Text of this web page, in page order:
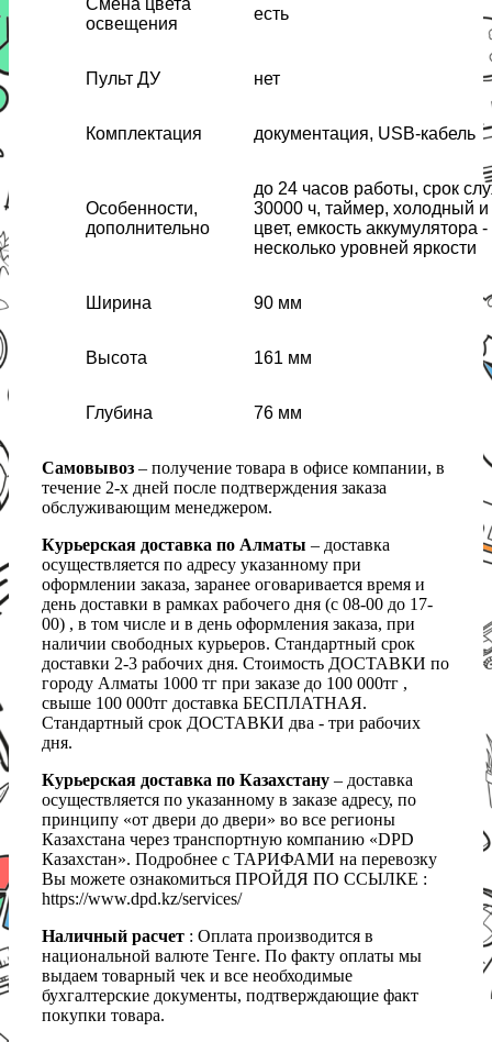
Смена цвета
освещения
есть
Пульт ДУ нет
Комплектация документация, USB-кабель
Особенности,
дополнительно
до 24 часов работы, срок
30000 ч, таймер, холодный
цвет, емкость аккумулятора
несколько уровней яркости
Ширина 90 мм
Высота 161 мм
Глубина 76 мм
Самовывоз – получение товара в офисе компании, в
течение 2-х дней после подтверждения заказа
обслуживающим менеджером.
Курьерская доставка по Алматы – доставка
осуществляется по адресу указанному при
оформлении заказа, заранее оговаривается время и
день доставки в рамках рабочего дня (с 08-00 до 17-
00) , в том числе и в день оформления заказа, при
наличии свободных курьеров. Стандартный срок
доставки 2-3 рабочих дня. Стоимость ДОСТАВКИ по
городу Алматы 1000 тг при заказе до 100 000тг ,
свыше 100 000тг доставка БЕСПЛАТНАЯ.
Стандартный срок ДОСТАВКИ два - три рабочих
дня.
Курьерская доставка по Казахстану – доставка
осуществляется по указанному в заказе адресу, по
принципу «от двери до двери» во все регионы
Казахстана через транспортную компанию «DPD
Казахстан». Подробнее с ТАРИФАМИ на перевозку
Вы можете ознакомиться ПРОЙДЯ ПО ССЫЛКЕ :
https://www.dpd.kz/services/
Наличный расчет : Оплата производится в
национальной валюте Тенге. По факту оплаты мы
выдаем товарный чек и все необходимые
бухгалтерские документы, подтверждающие факт
покупки товара.